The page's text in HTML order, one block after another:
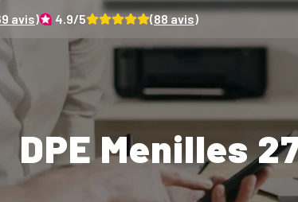
avis) 4.9/5 (88 avis)
DPE Menilles